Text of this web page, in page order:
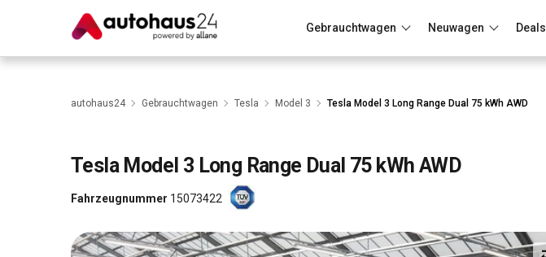
Gebrauchtwagen Neuwagen Deals
Wir bewerten dein AutoRund um die Inzahlungnahme
autohaus24 Gebrauchtwagen Tesla Model 3 Tesla Model 3 Long Range Dual 75 kWh AWD
Tesla Model 3 Long Range Dual 75 kWh AWD
Fahrzeugnummer 15073422